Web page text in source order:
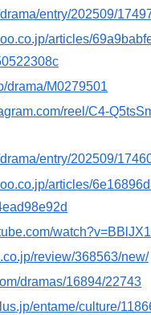
entry/202509/
articles/
drama/M0279501
reel/C4-
entry/202509/
articles/
review/368563/new/
dramas/16894/22743
entame/culture/